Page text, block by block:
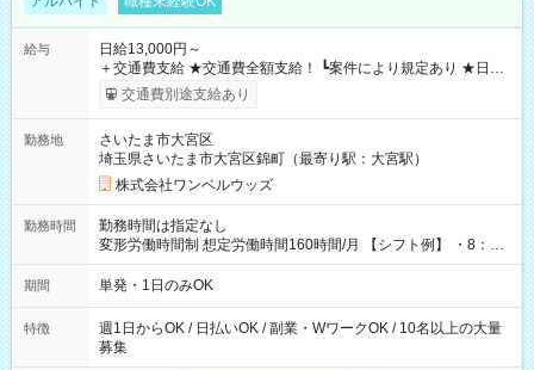
給与
日給13,000円～
＋交通費支給 ★交通費全額支給！ ┗案件により規定あり ★日払
いOK！（規定あり） ┗働いたその日に現金GET♪ お仕事後はコ
ンビニATMから 日払い分を引き落とせます！ 【試用期間】試
交通費別途支給あり
勤務地
さいたま市大宮区
埼玉県さいたま市大宮区錦町（最寄り駅：大宮駅）
株式会社ワンベルウッズ
勤務時間
勤務時間は指定なし
変形労働時間制 想定労働時間160時間/月 【シフト例】 ・8：00
～21：00
期間 単発・1日のみOK
特徴
週1日からOK / 日払いOK / 副業・WワークOK / 10名以上の大量
募集